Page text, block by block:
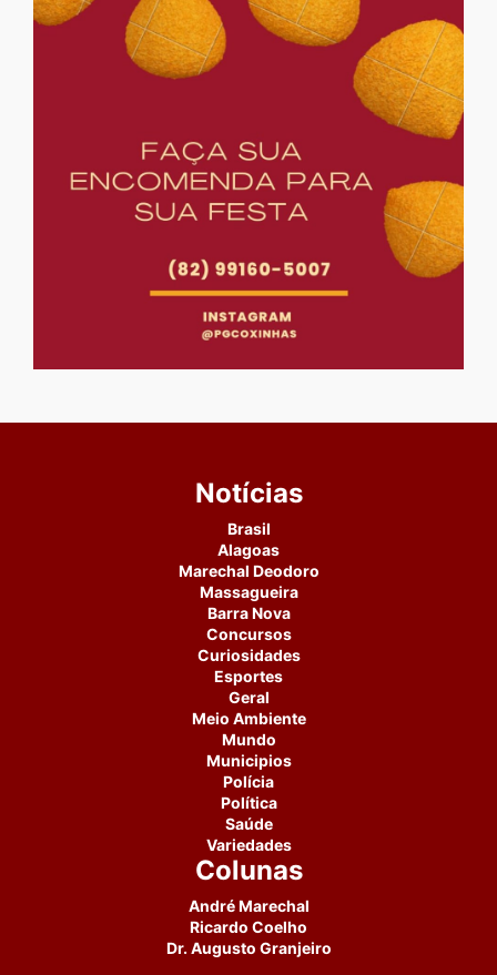
Notícias
Brasil
Alagoas
Marechal Deodoro
Massagueira
Barra Nova
Concursos
Curiosidades
Esportes
Geral
Meio Ambiente
Mundo
Municipios
Polícia
Política
Saúde
Variedades
Colunas
André Marechal
Ricardo Coelho
Dr. Augusto Granjeiro